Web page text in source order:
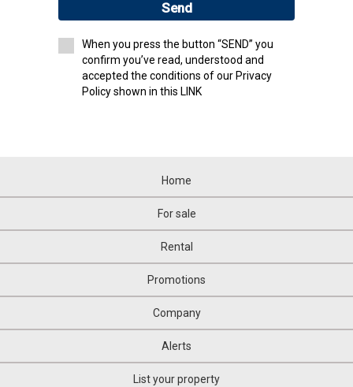
Send
When you press the button “SEND” you
confirm you’ve read, understood and
accepted the conditions of our Privacy
Policy shown in this LINK
Home
For sale
Rental
Promotions
Company
Alerts
List your property